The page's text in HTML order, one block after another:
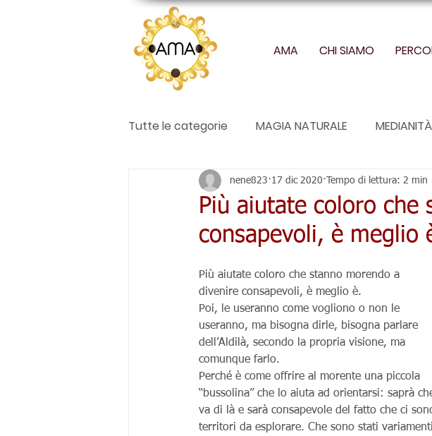
AMA CHI SIAMO
Tutte le categorie MAGIA NATURALE MEDIANITÀ
Più aiutate coloro che
consapevoli, è meglio
nene823 17 dic 2020 Tempo di lettura: 2 min
Più aiutate coloro che stanno morendo a
divenire consapevoli, è meglio è.
Poi, le useranno come vogliono o non le
useranno, ma bisogna dirle, bisogna parlare
dell’Aldilà, secondo la propria visione, ma
comunque farlo.
Perché è come offrire al morente una piccola
“bussolina” che lo aiuta ad orientarsi: saprà
va di là e sarà consapevole del fatto che ci
territori da esplorare. Che sono stati variamenti